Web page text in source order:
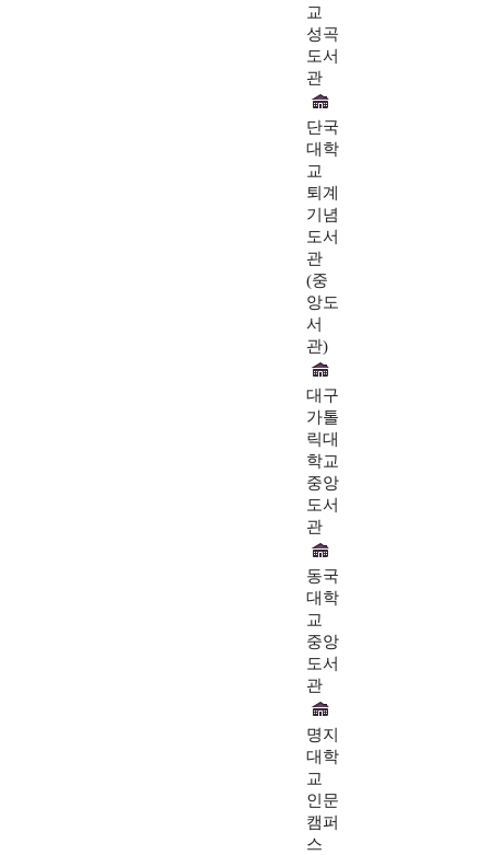
교
성곡
도서
관
단국
대학
교
퇴계
기념
도서
관
(중
앙도
서
관)
대구
가톨
릭대
학교
중앙
도서
관
동국
대학
교
중앙
도서
관
명지
대학
교
인문
캠퍼
스